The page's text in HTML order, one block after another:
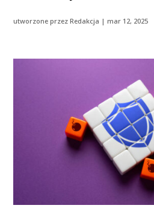
utworzone przezRedakcja |mar 12, 2025